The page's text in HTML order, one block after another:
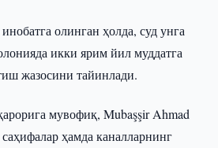
олинган ҳолда, суд унга
икки ярим йил муддатга
жазосини тайинлади.
мувофиқ, Mubaşşir Ahmad
ҳамда каналларнинг